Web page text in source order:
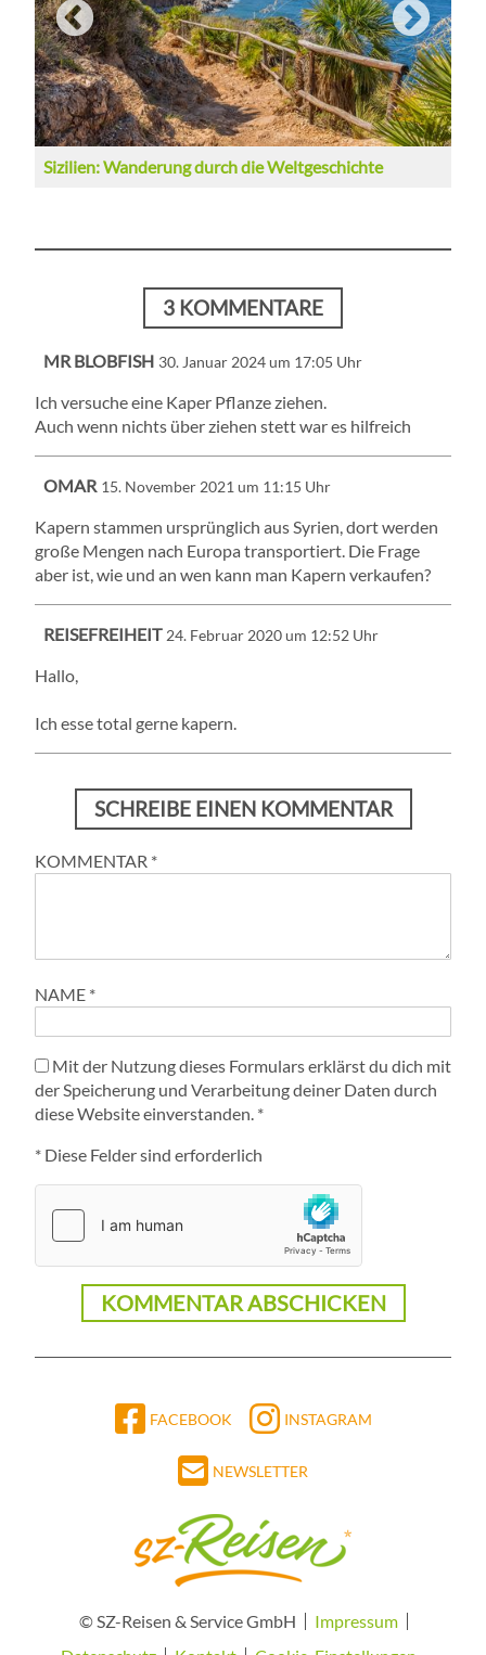
Sizilien: Wanderung durch die Weltgeschichte
3 KOMMENTARE
MR BLOBFISH 30. Januar 2024 um 17:05 Uhr
Ich versuche eine Kaper Pflanze ziehen.
Auch wenn nichts über ziehen stett war es hilfreich
OMAR 15. November 2021 um 11:15 Uhr
Kapern stammen ursprünglich aus Syrien, dort werden
große Mengen nach Europa transportiert. Die Frage
aber ist, wie und an wen kann man Kapern verkaufen?
REISEFREIHEIT 24. Februar 2020 um 12:52 Uhr
Hallo,
Ich esse total gerne kapern.
SCHREIBE EINEN KOMMENTAR
KOMMENTAR *
NAME *
Mit der Nutzung dieses Formulars erklärst du dich mit
der Speicherung und Verarbeitung deiner Daten durch
diese Website einverstanden. *
* Diese Felder sind erforderlich
FACEBOOK INSTAGRAM
NEWSLETTER
© SZ-Reisen & Service GmbH
Impressum